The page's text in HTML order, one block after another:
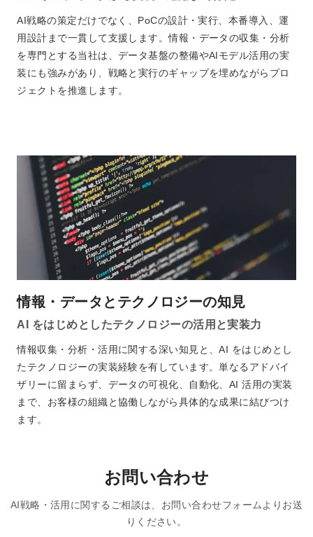
AI戦略の策定だけでなく、PoCの設計・実行、本番導入、運
用設計まで一貫して支援します。情報・データの収集・分析
を専門とする当社は、データ基盤の整備やAIモデル活用の実
装にも強みがあり、戦略と実行のギャップを埋めながらプロ
ジェクトを推進します。
情報・データとテクノロジーの知見
AI をはじめとしたテクノロジーの活用と実装力
情報収集・分析・活用に関する深い知見と、AI をはじめとし
たテクノロジーの実装経験を有しています。単なるアドバイ
ザリーに留まらず、データの可視化、自動化、AI 活用の実装
まで、お客様の組織と協働しながら具体的な成果に結びつけ
ます。
お問い合わせ
AI戦略・活用に関するご相談は、お問い合わせフォームよりお送
りください。